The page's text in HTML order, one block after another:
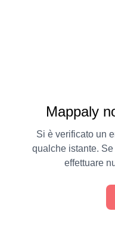
Mappaly
Si è verificato un
qualche istante.
effettuare